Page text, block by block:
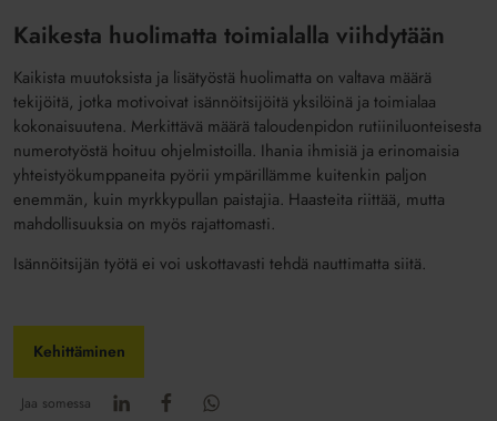
Kaikesta huolimattatoimialalla viihdytään
Kaikista muutoksista ja lisätyöstä huolimatta on valtava määrä
tekijöitä, jotka motivoivat isännöitsijöitä yksilöinä ja toimialaa
kokonaisuutena. Merkittävä määrätaloudenpidon rutiiniluonteisesta
numerotyöstä hoituu ohjelmistoilla. Ihania ihmisiä ja erinomaisia
yhteistyökumppaneita pyörii ympärillämme kuitenkin paljon
enemmän, kuin myrkkypullan paistajia. Haasteita riittää, mutta
mahdollisuuksia on myös rajattomasti.
Isännöitsijän työtä ei voi uskottavasti tehdä nauttimatta siitä.
Kehittäminen
Jaa somessa